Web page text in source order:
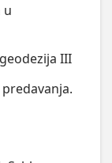
u
III
predavanja.